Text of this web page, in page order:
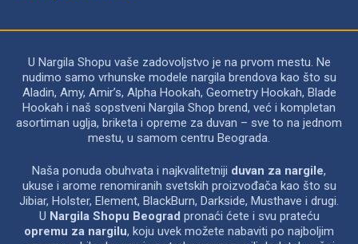
U Nargila Shopu vaše zadovoljstvo je na prvom mestu. Ne
nudimo samo vrhunske modele nargila brendova kao što su
Aladin, Amy, Amir’s, Alpha Hookah, Geometry Hookah, Blade
Hookah i naš sopstveni Nargila Shop brend, već i kompletan
asortiman uglja, briketa i opreme za duvan – sve to na jednom
mestu, u samom centru Beograda.
Naša ponuda obuhvata i najkvalitetniji duvan za nargile,
ukuse i arome renomiranih svetskih proizvođača kao što su
Jibiar, Holster, Element, BlackBurn, Darkside, Musthave i drugi.
U Nargila Shopu Beograd pronaći ćete i svu prateću
opremu za nargilu, koju uvek možete nabaviti po najboljim